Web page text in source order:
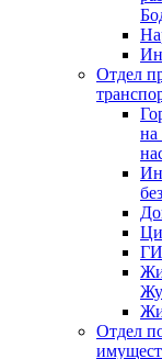
Отдел
на
Отдел